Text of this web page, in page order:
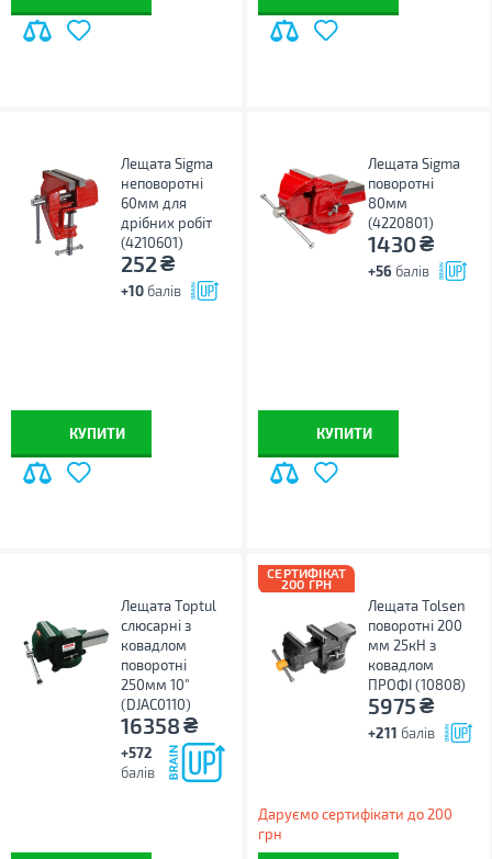
Лещата Sigma
неповоротні
60мм для
дрібних робіт
(4210601)
252₴
+10 балів
КУПИТИ
Лещата Sigma
поворотні
80мм
(4220801)
1430₴
+56 балів
КУПИТИ
Лещата Toptul
слюсарні з
ковадлом
поворотні
250мм 10"
(DJAC0110)
16358₴
+572
балів
СЕРТИФІКАТ
200 ГРН
Лещата Tolsen
поворотні 200
мм 25кН з
ковадлом
ПРОФІ (10808)
5975₴
+211 балів
Даруємо сертифікати до 200
грн